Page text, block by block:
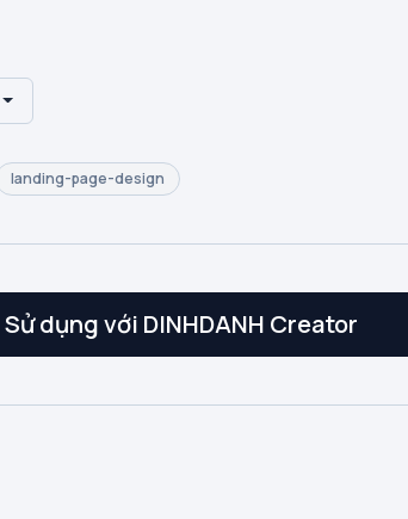
landing-page-design
Sử dụng với DINHDANH Creator